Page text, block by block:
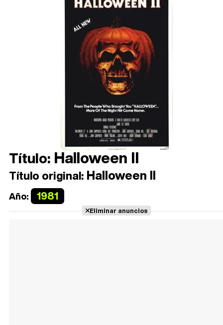
Título: Halloween II
Título original: Halloween II
Año: 1981
Eliminar anuncios